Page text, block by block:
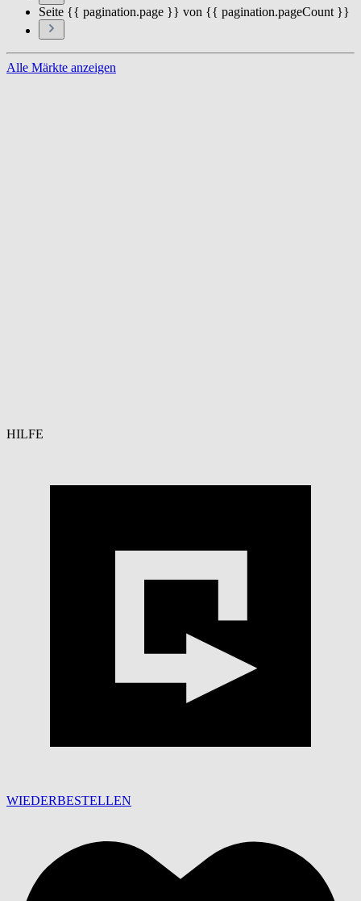
Seite {{ pagination.page }} von {{ pagination.pageCount }}
Alle Märkte anzeigen
HILFE
WIEDERBESTELLEN